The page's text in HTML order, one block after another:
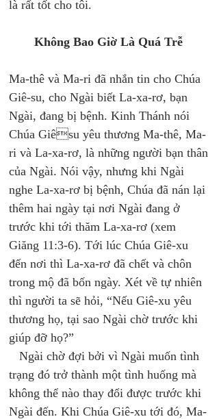
là rất tốt cho tôi.
Không Bao Giờ Là Quá Trễ
Ma-thê và Ma-ri đã nhắn tin cho Chúa
Giê-su, cho Ngài biết La-xa-rơ, bạn
Ngài, đang bị bệnh. Kinh Thánh nói
Chúa Giêsu yêu thương Ma-thê, Ma-
ri và La-xa-rơ, là những người bạn thân
của Ngài. Nói vậy, nhưng khi Ngài
nghe La-xa-rơ bị bệnh, Chúa đã nán lại
thêm hai ngày tại nơi Ngài đang ở
trước khi tới thăm La-xa-rơ (xem
Giăng 11:3-6). Tới lúc Chúa Giê-xu
đến nơi thì La-xa-rơ đã chết và chôn
trong mộ đã bốn ngày. Xét về tự nhiên
thì người ta sẽ hỏi, “Nếu Giê-xu yêu
thương họ, tại sao Ngài chờ trước khi
giúp đỡ họ?”
Ngài chờ đợi bởi vì Ngài muốn tình
trạng đó trở thành một tình huống mà
không thể nào thay đổi được trước khi
Ngài đến. Khi Chúa Giê-xu tới đó, Ma-